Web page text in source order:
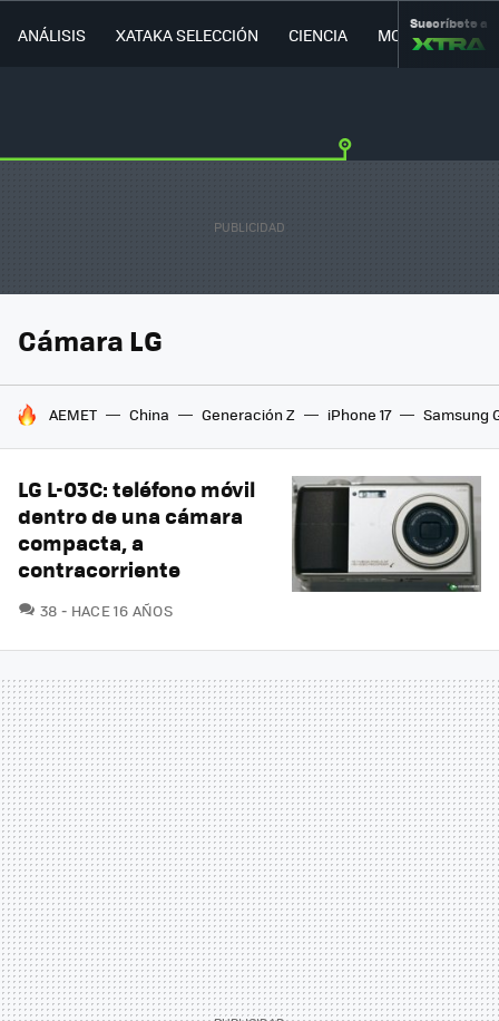
ANÁLISIS XATAKA SELECCIÓN CIENCIA MOVILIDAD
Suscríbete a
Cámara LG
HOY SE HABLA DE
AEMET China Generación Z iPhone 17 Samsung
LG L-03C: teléfono móvil
dentro de una cámara
compacta, a
contracorriente
38 COMENTARIOS
HACE 16 AÑOS